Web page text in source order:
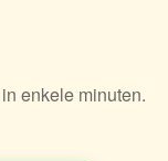
enkele minuten.